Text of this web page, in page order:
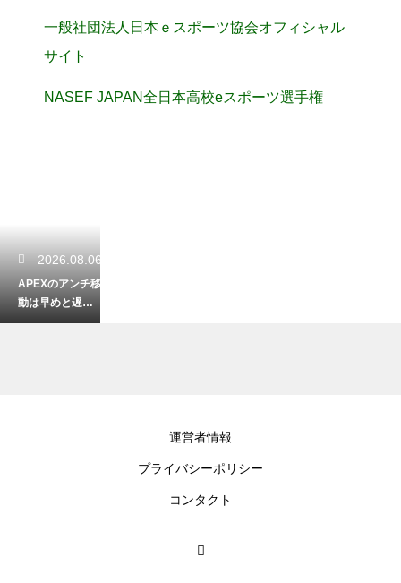
一般社団法人日本ｅスポーツ協会オフィシャル
サイト
NASEF JAPAN全日本高校eスポーツ選手権
2026.08.06
APEXのアンチ移
動は早めと遅め
どちらが正解？
運営者情報
プライバシーポリシー
コンタクト